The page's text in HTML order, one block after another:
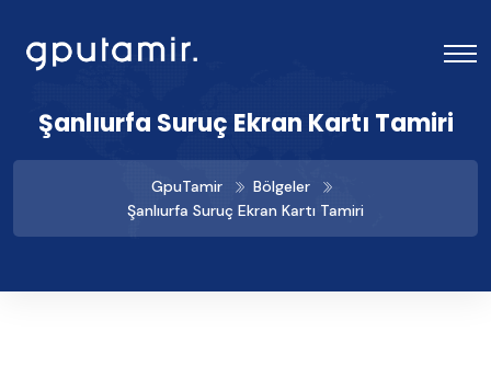
Şanlıurfa Suruç Ekran Kartı Tamiri
GpuTamir
Bölgeler
Şanlıurfa Suruç Ekran Kartı Tamiri